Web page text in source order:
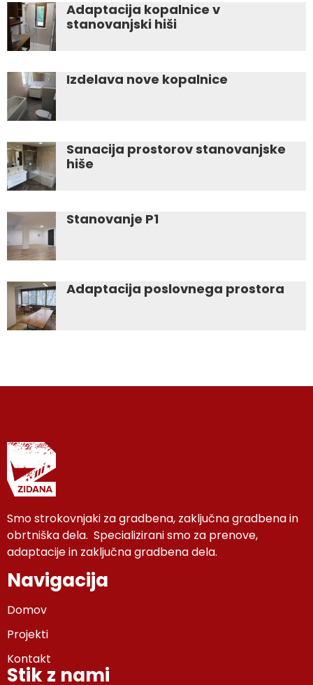
Adaptacija kopalnice v
stanovanjski hiši
Izdelava nove kopalnice
Sanacija prostorov stanovanjske
hiše
Stanovanje P1
Adaptacija poslovnega prostora
Smo strokovnjaki za gradbena, zaključna gradbena in
obrtniška dela. Specializirani smo za prenove,
adaptacije in zaključna gradbena dela.
Navigacija
Domov
Projekti
Kontakt
Stik z nami